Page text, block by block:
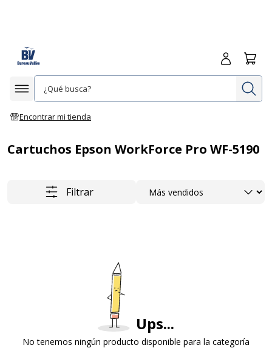
Afficher la navigation
Encontrar mi tienda
Iniciar
Cartuchos Epson WorkForce Pro WF-5190
Filtrar Ordenar
Ups...
No tenemos ningún producto disponible para la categoría